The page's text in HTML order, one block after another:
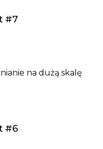
#7
na dużą skalę
#6